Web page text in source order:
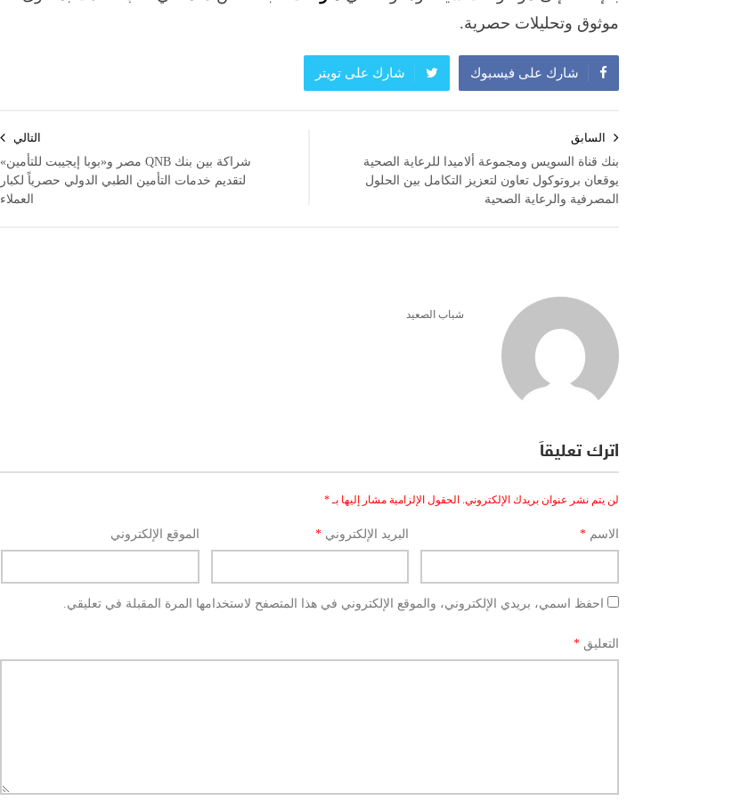
موثوق وتحليلات حصرية.
شارك على فيسبوك شارك على تويتر
المقالات
السابق
بنك قناة السويس ومجموعة ألاميدا للرعاية الصحية
يوقعان بروتوكول تعاون لتعزيز التكامل بين الحلول
المصرفية والرعاية الصحية
التالي
شراكة بين بنك QNB مصر و«بوبا إيجيبت للتأمين»
لتقديم خدمات التأمين الطبي الدولي حصرياً لكبار
العملاء
شباب الصعيد
اترك تعليقاً
لن يتم نشر عنوان بريدك الإلكتروني. الحقول الإلزامية مشار إليها بـ*
الاسم * البريد الإلكتروني * الموقع الإلكتروني
احفظ اسمي، بريدي الإلكتروني، والموقع الإلكتروني في هذا المتصفح لاستخدامها المرة المقبلة في تعليقي.
التعليق *